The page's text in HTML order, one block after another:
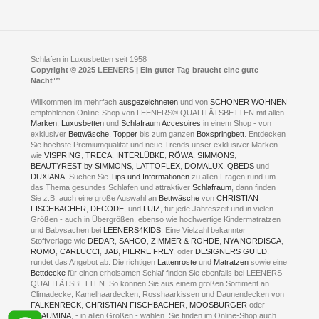
Jobs
Fotoalbum
Kontakt
Neuer Showroom für unsere Onlineartikel.
Kontakt via:WhatsApp
Kontakt via:eMail
mögliche Zeiten für eine Showroom Terminreservierung
MO und DI geschlossen
MI - FR 11 bis 17 Uhr
SA 11 bis 15 Uhr
ONLINEBERATUNG UND
TERMIN- RESERVIERUNG
+49 (0) 2331 408 11
+49 (0) 1633 688 213
Schlafen in Luxusbetten seit 1958
Copyright © 2025 LEENERS | Ein guter Tag braucht eine gute
Nacht™
Willkommen im mehrfachausgezeichnetenund vonSCHÖNER WOHNEN
empfohlenen Online-Shop von LEENERS® QUALITÄTSBETTEN mit allen
Marken Luxusbetten undSchlafraum Accesoires in einem Shop - von
exklusiver Bettwäsche ,Topper bis zum ganzen Boxspringbett . Entdecken
Sie höchste Premiumqualität und neue Trends unser exklusiver Marken
wieVISPRING ,TRECA INTERLÜBKE RÖWA ,SIMMONS
BEAUTYREST by SIMMONS LATTOFLEX DOMALUX ,QBEDS und
DUXIANA . Suchen SieTips und Informationen zu allen Fragen rund um
das Thema gesundes Schlafen und attraktiverSchlafraum , dann finden
Sie z.B. auch eine große Auswahl an Bettwäsche vonCHRISTIAN
FISCHBACHER
DECODE , und LUIZ , für jede Jahreszeit und in vielen
Größen - auch in Übergrößen, ebenso wie hochwertige Kindermatratzen
und Babysachen bei LEENERS4KIDS . Eine Vielzahl bekannter
Stoffverlage wie DEDAR ,SAHCO ,ZIMMER & ROHDE NYA NORDISCA
ROMO ,CARLUCCI ,JAB PIERRE FREY, oder DESIGNERS GUILD
rundet das Angebot ab. Die richtigen Lattenroste und Matratzen sowie eine
Bettdecke für einen erholsamen Schlaf finden Sie ebenfalls bei LEENERS
QUALITÄTSBETTEN. So können Sie aus einem großen Sortiment an
Climadecke, Kamelhaardecken, Rosshaarkissen und Daunendecken von
FALKENRECK ,CHRISTIAN FISCHBACHER MOOSBURGER oder
TRAUMINA , - in allen Größen - wählen. Sie finden im Online-Shop auch